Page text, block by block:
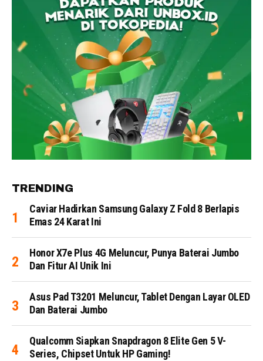
TRENDING
Caviar Hadirkan Samsung Galaxy Z Fold 8 Berlapis
Emas 24 Karat Ini
Honor X7e Plus 4G Meluncur, Punya Baterai Jumbo
Dan Fitur AI Unik Ini
Asus Pad T3201 Meluncur, Tablet Dengan Layar OLED
Dan Baterai Jumbo
Qualcomm Siapkan Snapdragon 8 Elite Gen 5 V-
Series, Chipset Untuk HP Gaming!